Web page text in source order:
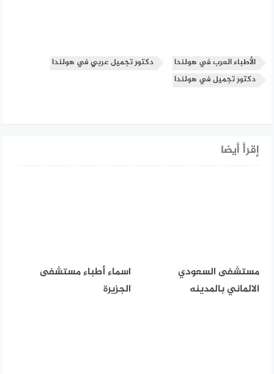
الأطباء العرب في هولندا
دكتور تجميل عربي في هولندا
دكتور تجميل في هولندا
إقرأ أيضا
مستشفى السعودي
الالماني بالمدينه
اسماء أطباء مستشفى
الجزيرة